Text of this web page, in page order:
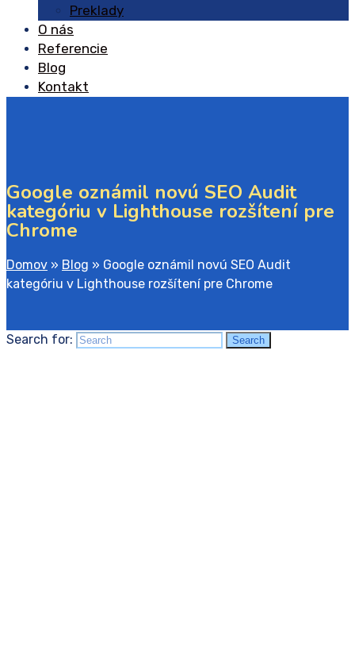
Preklady
O nás
Referencie
Blog
Kontakt
Google oznámil novú SEO Audit
kategóriu v Lighthouse rozšítení pre
Chrome
Domov » Blog » Google oznámil novú SEO Audit
kategóriu v Lighthouse rozšítení pre Chrome
Search for: Search